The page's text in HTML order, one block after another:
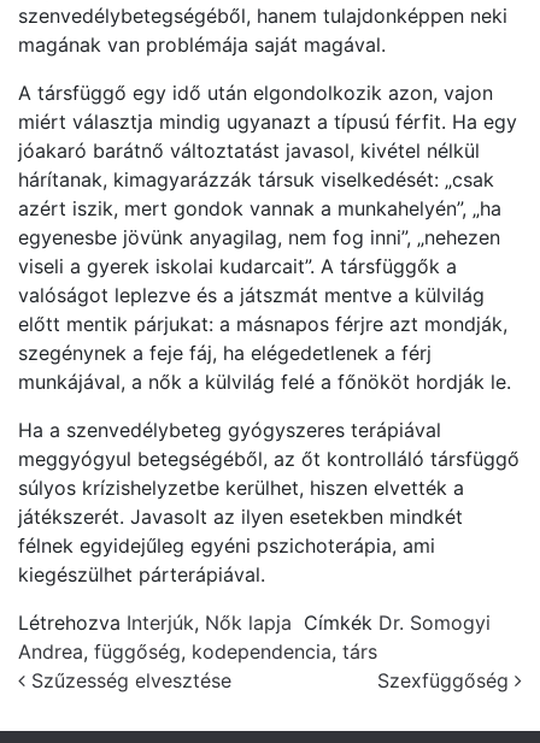
szenvedélybetegségéből, hanem tulajdonképpen neki
magának van problémája saját magával.
A társfüggő egy idő után elgondolkozik azon, vajon
miért választja mindig ugyanazt a típusú férfit. Ha egy
jóakaró barátnő változtatást javasol, kivétel nélkül
hárítanak, kimagyarázzák társuk viselkedését: „csak
azért iszik, mert gondok vannak a munkahelyén”, „ha
egyenesbe jövünk anyagilag, nem fog inni”, „nehezen
viseli a gyerek iskolai kudarcait”. A társfüggők a
valóságot leplezve és a játszmát mentve a külvilág
előtt mentik párjukat: a másnapos férjre azt mondják,
szegénynek a feje fáj, ha elégedetlenek a férj
munkájával, a nők a külvilág felé a főnököt hordják le.
Ha a szenvedélybeteg gyógyszeres terápiával
meggyógyul betegségéből, az őt kontrolláló társfüggő
súlyos krízishelyzetbe kerülhet, hiszen elvették a
játékszerét. Javasolt az ilyen esetekben mindkét
félnek egyidejűleg egyéni pszichoterápia, ami
kiegészülhet párterápiával.
Létrehozva Interjúk, Nők lapja Címkék Dr. Somogyi
Andrea, függőség, kodependencia, társ
Post navigation
Szűzesség elvesztése Szexfüggőség